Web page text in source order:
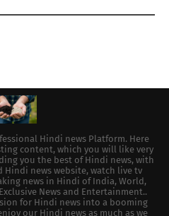
Hindi news Platform. Here
content, which you will like very
you the best of Hindi news, with
news website, watch live tv
news in Hindi of India, World,
News and Entertainment..
for Hindi news into a booming
our Hindi news as much as we